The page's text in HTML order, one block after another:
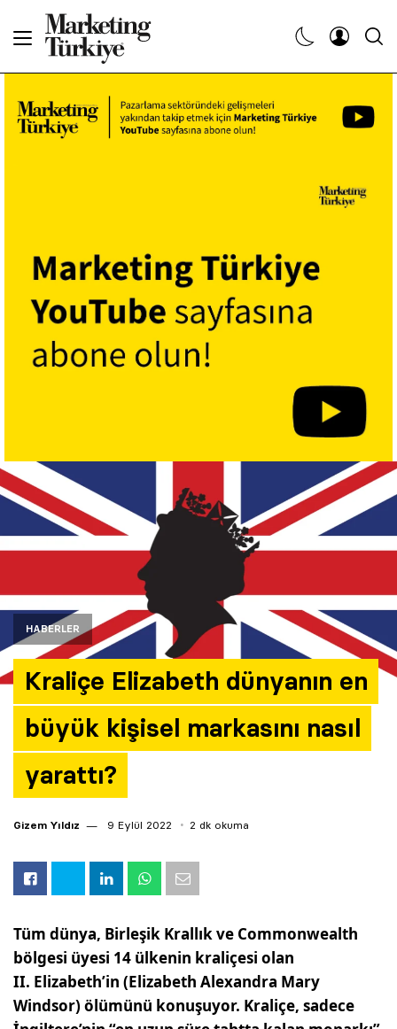
HABERLER
Kraliçe Elizabeth dünyanın en
büyük kişisel markasını nasıl
yarattı?
Gizem Yıldız 9 Eylül 2022 2 dk okuma
Tüm dünya, Birleşik Krallık ve Commonwealth
bölgesi üyesi 14 ülkenin kraliçesi olan
II. Elizabeth’in (Elizabeth Alexandra Mary
Windsor) ölümünü konuşuyor. Kraliçe, sadece
Haberler
Etkinlikler
Söyleşiler
Kariyer
Araştırma